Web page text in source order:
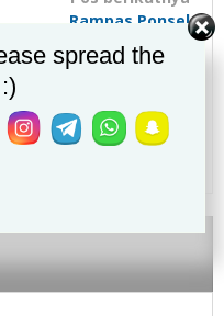
Rampas Ponsel
Indekos, Pria
Bertato di Bandar
spread the